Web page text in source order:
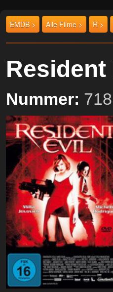
EMDB > Alle Filme > R >
Nummer: 718